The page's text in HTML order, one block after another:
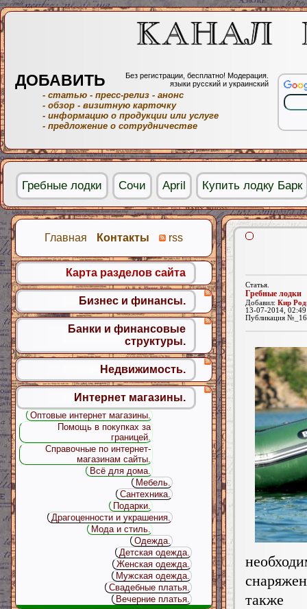
Статья.
Гребные лодки
Добавил: Кир
13-07-2014,
Публикация
также
Главная Контакты rss
Карта разделов сайта
Бизнес и финансы.
Банки и финансовые
структуры.
Недвижимость.
Интернет магазины.
Оптовые интернет магазины.
Помощь в покупках за
границей.
Справочные по интернет-
магазинам сайты.
Всё для дома.
Мебель.
Сантехника.
Подарки.
Драгоценности и украшения.
Мода и стиль.
Одежда.
Детская одежда.
Женская одежда.
Мужская одежда.
Свадебные платья.
Вечерние платья.
ДОБАВИТЬ
Без регистрации, бесплатно! Модерация.
языки русский и украинский
- статью - пресс-релиз - анонс
- обзор - визитную карточку
- информацию о продукции или услуге
- предложение о сотрудничестве
Гребные лодки Сочи April Купить лодку Барк